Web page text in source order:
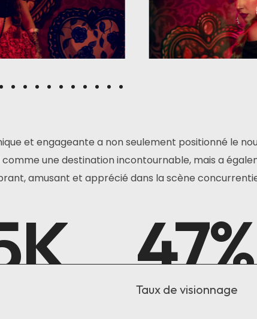
et engageante a non seulement positionné le
une destination incontournable, mais a
amusant et apprécié dans la scène
K 47%
Taux de visionnage